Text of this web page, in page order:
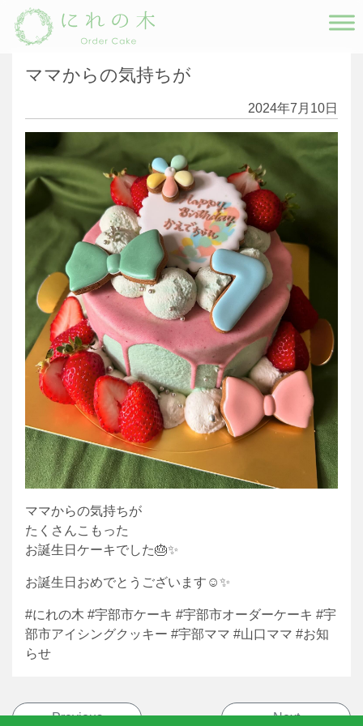
Main Navigation
ママからの気持ちが
2024年7月10日
ママからの気持ちが
たくさんこもった
お誕生日ケーキでした🎂✨
お誕生日おめでとうございます☺️✨
#にれの木 #宇部市ケーキ #宇部市オーダーケーキ #宇
部市アイシングクッキー #宇部ママ #山口ママ #お知
らせ
投稿ナビゲーション
Previous Next